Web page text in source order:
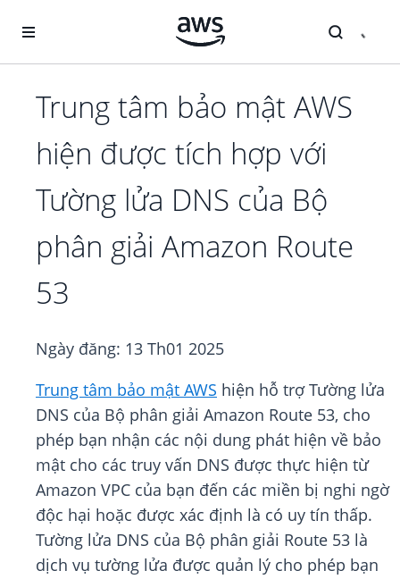
Trung tâm bảo mật AWS
hiện được tích hợp với
Tường lửa DNS của Bộ
phân giải Amazon Route
53
Ngày đăng: 13 Th01 2025
Trung tâm bảo mật AWS hiện hỗ trợ Tường lửa
DNS của Bộ phân giải Amazon Route 53, cho
phép bạn nhận các nội dung phát hiện về bảo
mật cho các truy vấn DNS được thực hiện từ
Amazon VPC của bạn đến các miền bị nghi ngờ
độc hại hoặc được xác định là có uy tín thấp.
Tường lửa DNS của Bộ phân giải Route 53 là
dịch vụ tường lửa được quản lý cho phép bạn